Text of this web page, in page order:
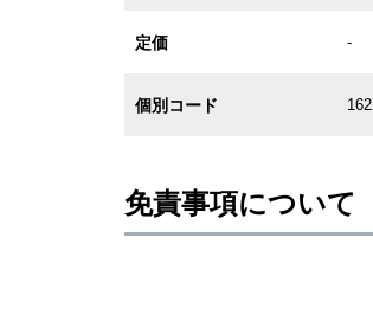
定価 -
個別コード
免責事項について